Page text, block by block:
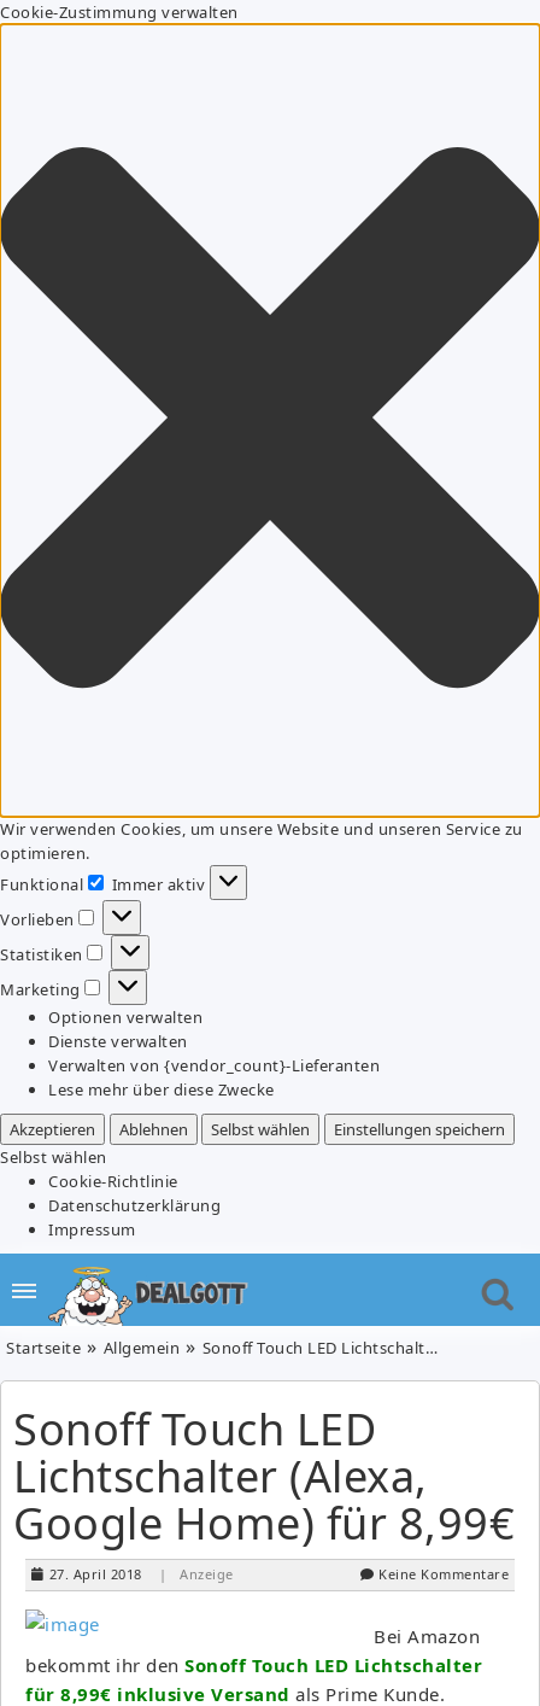
Cookie-Zustimmung verwalten
Wir verwenden Cookies, um unsere Website und unseren Service zu
optimieren.
Funktional
Funktional
Immer aktiv
Vorlieben
Vorlieben
Statistiken
Statistiken
Marketing
Marketing
Optionen verwalten
Dienste verwalten
Verwalten von {vendor_count}-Lieferanten
Lese mehr über diese Zwecke
Akzeptieren
Ablehnen Selbst wählen
Einstellungen speichern
Selbst wählen
Cookie-Richtlinie
Datenschutzerklärung
Impressum
Startseite Allgemein Sonoff Touch LED Lichtschalter (Alexa, Google Home) für 8,99€
Sonoff Touch LED
Lichtschalter (Alexa,
Google Home) für 8,99€
27. April 2018 | Anzeige Keine Kommentare
Bei Amazon
bekommt ihr den Sonoff Touch LED Lichtschalter
für 8,99€ inklusive Versand als Prime Kunde.